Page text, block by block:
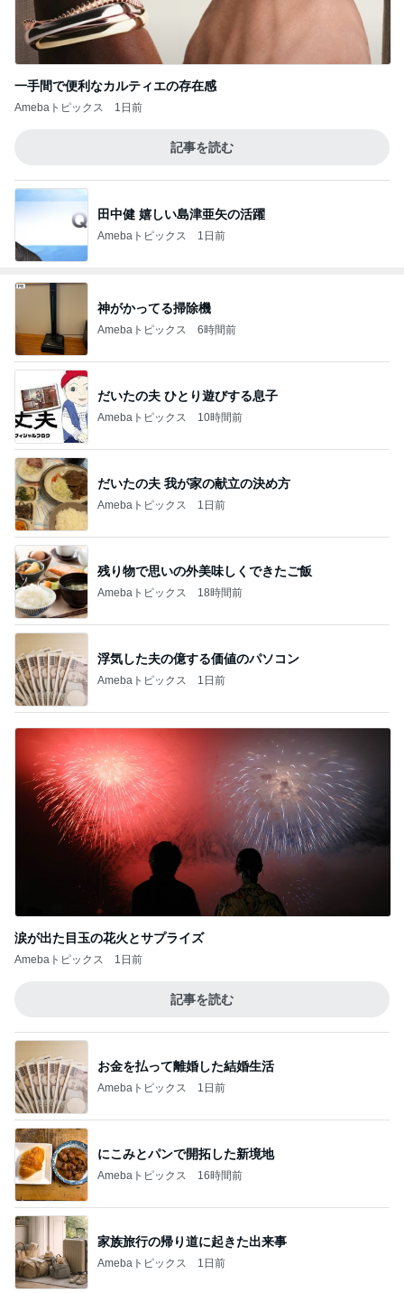
一手間で便利なカルティエの存在感
Amebaトピックス 1日前
記事を読む
田中健 嬉しい島津亜矢の活躍
Amebaトピックス 1日前
神がかってる掃除機
Amebaトピックス 6時間前
だいたの夫 ひとり遊びする息子
Amebaトピックス 10時間前
だいたの夫 我が家の献立の決め方
Amebaトピックス 1日前
残り物で思いの外美味しくできたご飯
Amebaトピックス 18時間前
浮気した夫の億する価値のパソコン
Amebaトピックス 1日前
涙が出た目玉の花火とサプライズ
Amebaトピックス 1日前
記事を読む
お金を払って離婚した結婚生活
Amebaトピックス 1日前
にこみとパンで開拓した新境地
Amebaトピックス 16時間前
家族旅行の帰り道に起きた出来事
Amebaトピックス 1日前